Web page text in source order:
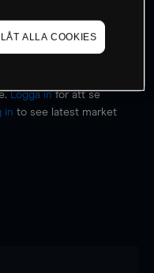
Logga inför att se
in to see latest market
ALLA COOKIES